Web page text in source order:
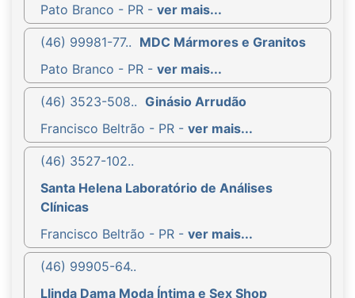
Pato Branco - PR - ver mais...
(46) 99981-77.. MDC Mármores e Granitos
Pato Branco - PR - ver mais...
(46) 3523-508.. Ginásio Arrudão
Francisco Beltrão - PR - ver mais...
(46) 3527-102..
Santa Helena Laboratório de Análises
Clínicas
Francisco Beltrão - PR - ver mais...
(46) 99905-64..
Llinda Dama Moda Íntima e Sex Shop